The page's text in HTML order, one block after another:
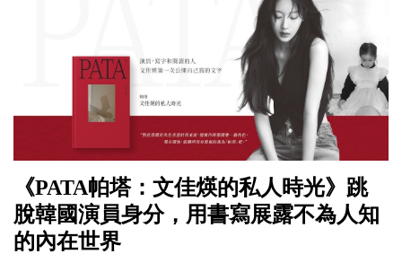
《PATA帕塔：文佳煐的私人時光》跳
脫韓國演員身分，用書寫展露不為人知
的內在世界